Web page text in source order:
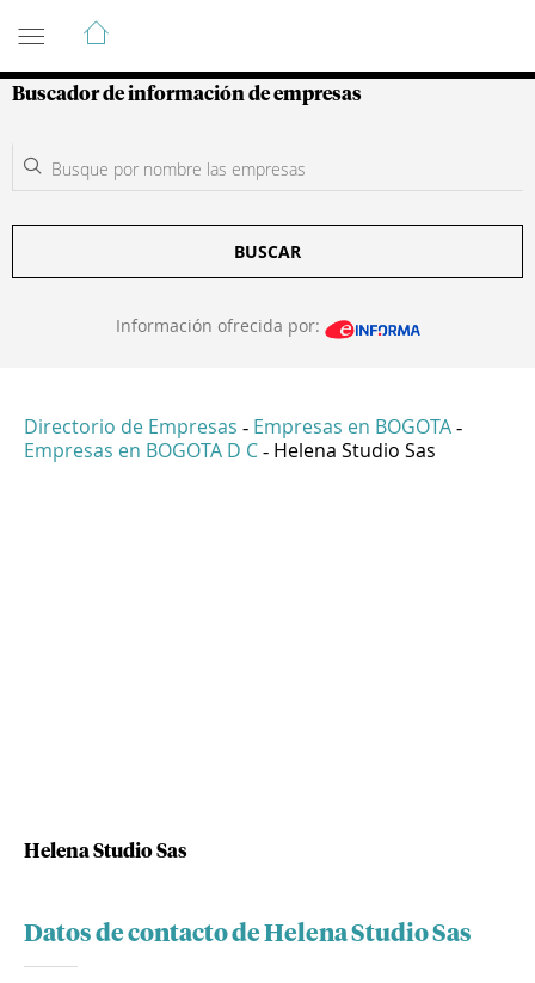
Guía de Empresas Colombianas
Buscador de información de empresas
BUSCAR
Información ofrecida por:
Directorio de Empresas - Empresas en BOGOTA -
Empresas en BOGOTA D C - Helena Studio Sas
Helena Studio Sas
Datos de contacto de Helena Studio Sas